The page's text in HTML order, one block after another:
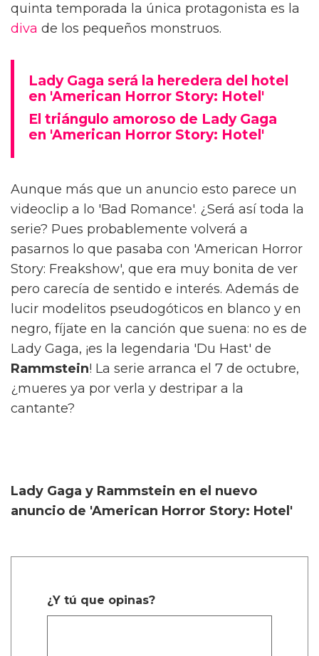
quinta temporada la única protagonista es la
diva de los pequeños monstruos.
Lady Gaga será la heredera del hotel
en 'American Horror Story: Hotel'
El triángulo amoroso de Lady Gaga
en 'American Horror Story: Hotel'
Aunque más que un anuncio esto parece un
videoclip a lo 'Bad Romance'. ¿Será así toda la
serie? Pues probablemente volverá a
pasarnos lo que pasaba con 'American Horror
Story: Freakshow', que era muy bonita de ver
pero carecía de sentido e interés. Además de
lucir modelitos pseudogóticos en blanco y en
negro, fíjate en la canción que suena: no es de
Lady Gaga, ¡es la legendaria 'Du Hast' de
Rammstein! La serie arranca el 7 de octubre,
¿mueres ya por verla y destripar a la
cantante?
Lady Gaga y Rammstein en el nuevo
anuncio de 'American Horror Story: Hotel'
¿Y tú que opinas?